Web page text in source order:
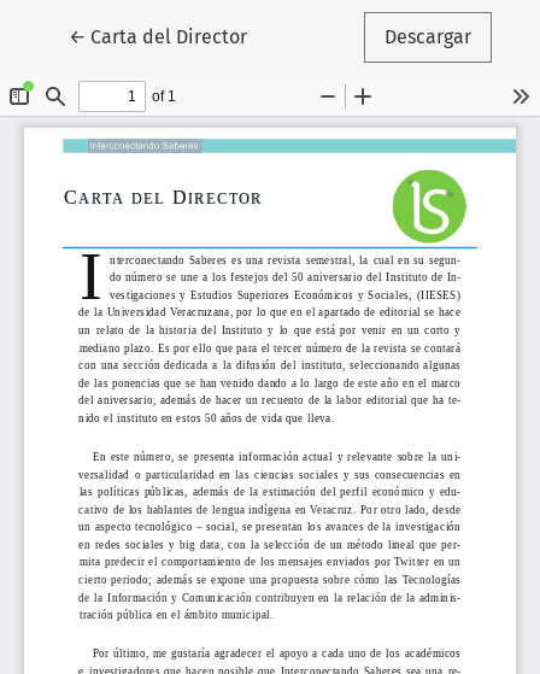
← Volver a los detalles del artículo
Carta del Director Descargar